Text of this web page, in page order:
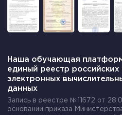
Наша обучающая
единый реестр
электронных
данных
Запись в реестре №11672 от
основании приказа